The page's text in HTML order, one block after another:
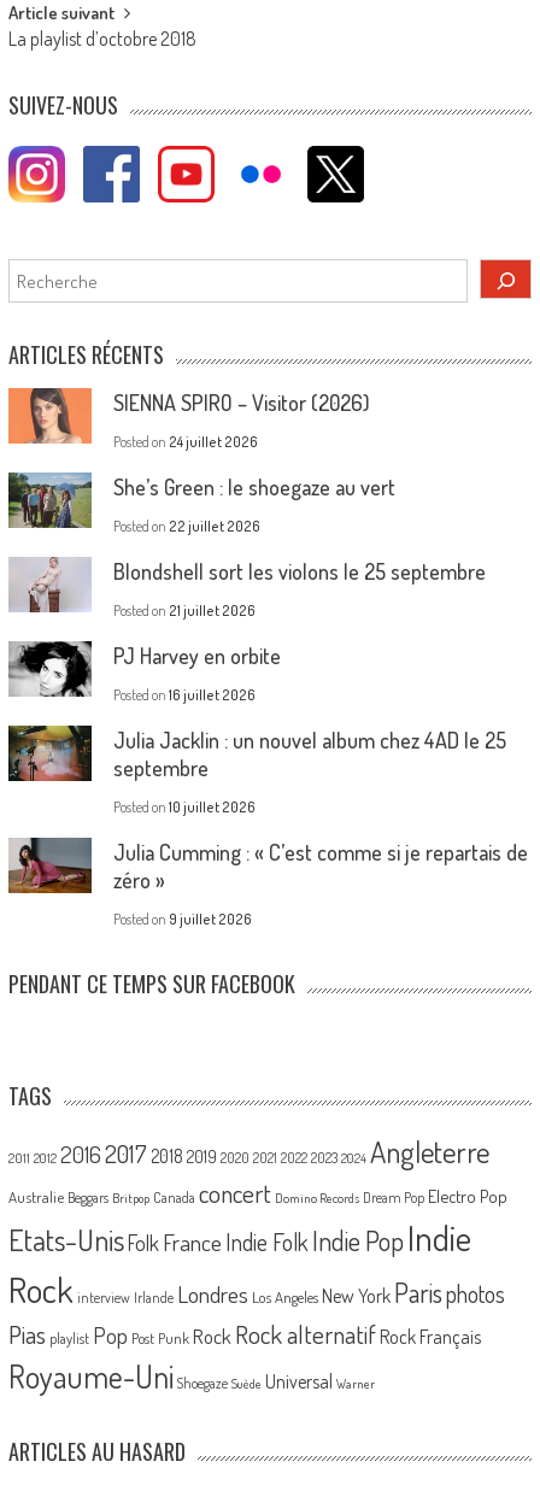
Article suivant
La playlist d’octobre 2018
SUIVEZ-NOUS
Rechercher
ARTICLES RÉCENTS
SIENNA SPIRO – Visitor (2026)
Posted on 24 juillet 2026
She’s Green : le shoegaze au vert
Posted on 22 juillet 2026
Blondshell sort les violons le 25 septembre
Posted on 21 juillet 2026
PJ Harvey en orbite
Posted on 16 juillet 2026
Julia Jacklin : un nouvel album chez 4AD le 25
septembre
Posted on 10 juillet 2026
Julia Cumming : « C’est comme si je repartais de
zéro »
Posted on 9 juillet 2026
PENDANT CE TEMPS SUR FACEBOOK
TAGS
2011 2012 20162017 2018 2019 2020 2021 2022 2023 2024 Angleterre
Australie Beggars Britpop Canada concert Domino Records Dream Pop Electro Pop
Etats-UnisFolk France Indie FolkIndie PopIndie
Rock interview Irlande Londres Los Angeles New York Parisphotos
Pias playlist Pop Post Punk Rock Rock alternatif Rock Français
Royaume-Uni Shoegaze Suède Universal Warner
ARTICLES AU HASARD